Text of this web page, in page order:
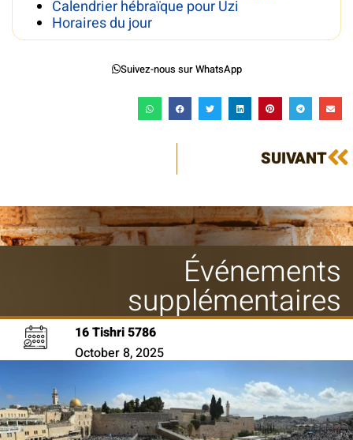
Calendrier hébraïque pour Uzi
Horaires du jour
Suivez-nous sur WhatsApp
SUIVANT
Événements
supplémentaires
16 Tishri 5786
October 8, 2025